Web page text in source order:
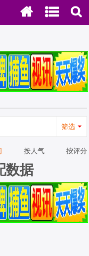
筛选
按人气 按评分
数据